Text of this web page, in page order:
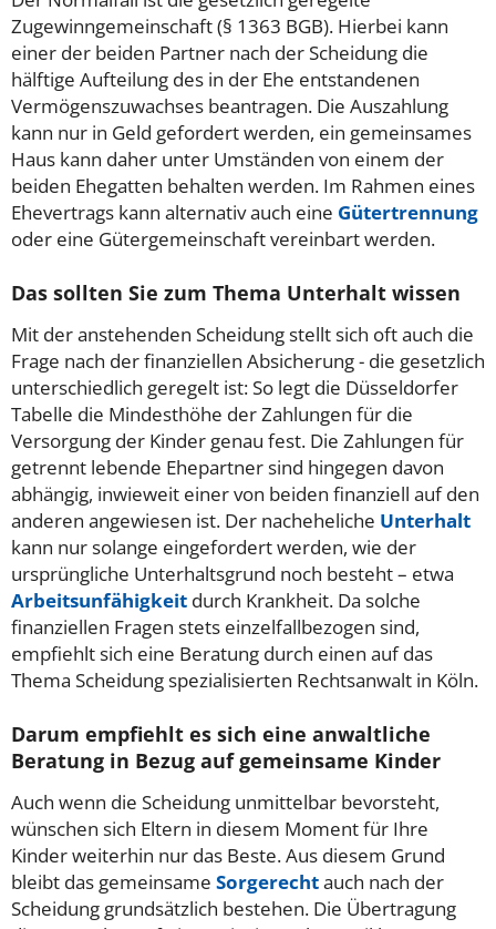
Zugewinngemeinschaft (§ 1363 BGB). Hierbei kann
einer der beiden Partner nach der Scheidung die
hälftige Aufteilung des in der Ehe entstandenen
Vermögenszuwachses beantragen. Die Auszahlung
kann nur in Geld gefordert werden, ein gemeinsames
Haus kann daher unter Umständen von einem der
beiden Ehegatten behalten werden. Im Rahmen eines
Ehevertrags kann alternativ auch eine Gütertrennung
oder eine Gütergemeinschaft vereinbart werden.
Das sollten Sie zum Thema Unterhalt wissen
Mit der anstehenden Scheidung stellt sich oft auch die
Frage nach der finanziellen Absicherung - die gesetzlich
unterschiedlich geregelt ist: So legt die Düsseldorfer
Tabelle die Mindesthöhe der Zahlungen für die
Versorgung der Kinder genau fest. Die Zahlungen für
getrennt lebende Ehepartner sind hingegen davon
abhängig, inwieweit einer von beiden finanziell auf den
anderen angewiesen ist. Der nacheheliche Unterhalt
kann nur solange eingefordert werden, wie der
ursprüngliche Unterhaltsgrund noch besteht – etwa
Arbeitsunfähigkeit durch Krankheit. Da solche
finanziellen Fragen stets einzelfallbezogen sind,
empfiehlt sich eine Beratung durch einen auf das
Thema Scheidung spezialisierten Rechtsanwalt in Köln.
Darum empfiehlt es sich eine anwaltliche
Beratung in Bezug auf gemeinsame Kinder
Auch wenn die Scheidung unmittelbar bevorsteht,
wünschen sich Eltern in diesem Moment für Ihre
Kinder weiterhin nur das Beste. Aus diesem Grund
bleibt das gemeinsame Sorgerechtauch nach der
Scheidung grundsätzlich bestehen. Die Übertragung